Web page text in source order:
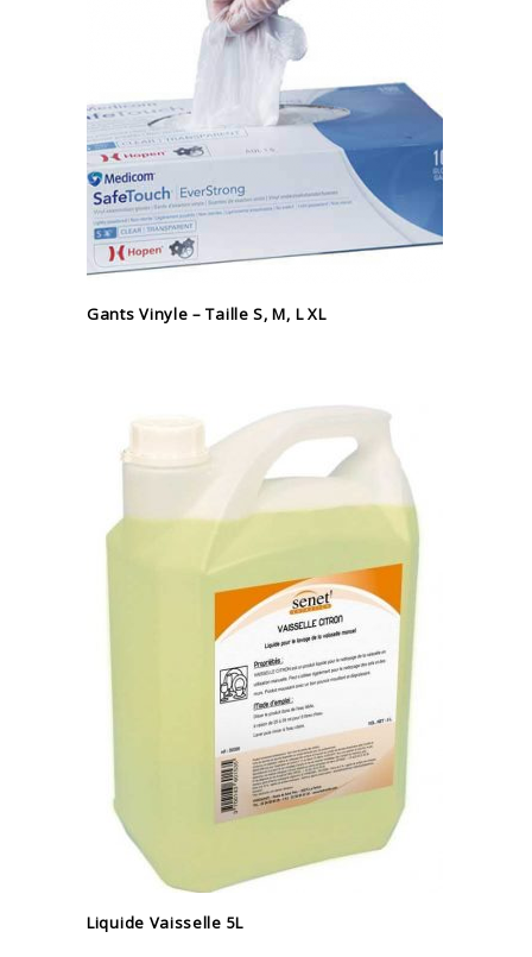
Gants Vinyle – Taille S, M, L XL
Liquide Vaisselle 5L